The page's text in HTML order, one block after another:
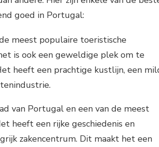
goed in Portugal:
meest populaire toeristische
is ook een geweldige plek om te
heeft een prachtige kustlijn, een
van Portugal en een van de meest
heeft een rijke geschiedenis en
zakencentrum. Dit maakt het een